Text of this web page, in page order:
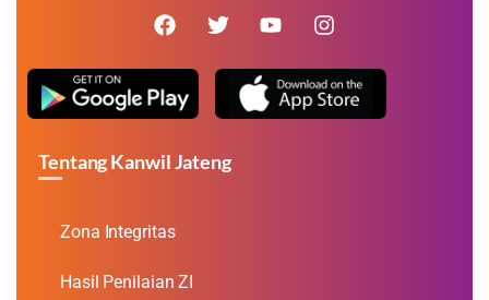
Tentang Kanwil Jateng
Zona Integritas
Hasil Penilaian ZI